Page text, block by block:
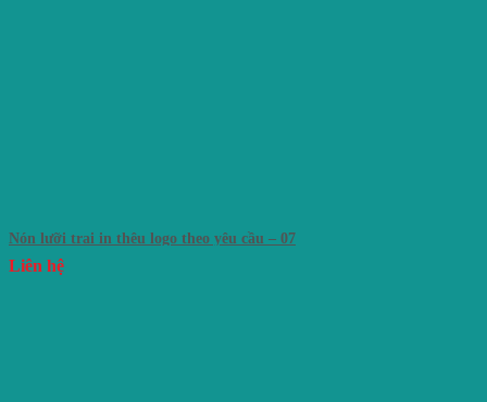
Nón lưỡi trai in thêu logo theo yêu cầu – 07
Liên hệ